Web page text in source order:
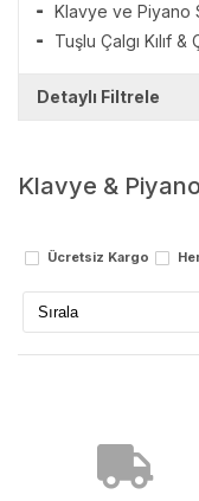
Klavye ve Piyano
Tuşlu Çalgı Kılıf &
Detaylı Filtrele
cremonia
stokta yok
Klavye &
Ücretsiz Kargo